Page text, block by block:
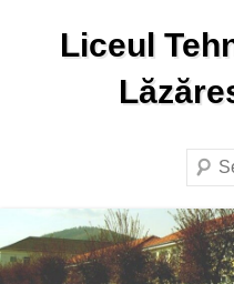
Liceul
Search